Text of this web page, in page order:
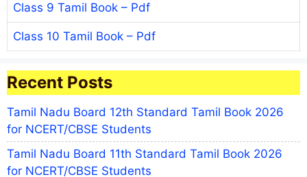
Class 9 Tamil Book – Pdf
Class 10 Tamil Book – Pdf
Recent Posts
Tamil Nadu Board 12th Standard Tamil Book 2026
for NCERT/CBSE Students
Tamil Nadu Board 11th Standard Tamil Book 2026
for NCERT/CBSE Students